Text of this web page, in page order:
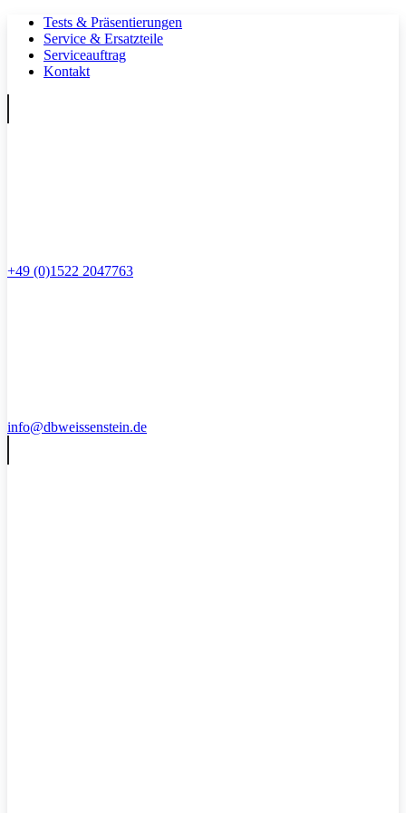
Tests & Präsentierungen
Service & Ersatzteile
Serviceauftrag
Kontakt
+49 (0)1522 2047763
info@dbweissenstein.de